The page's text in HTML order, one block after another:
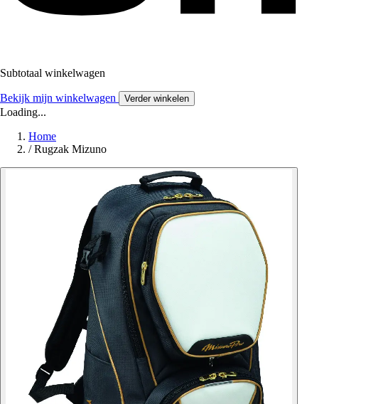
Subtotaal winkelwagen
Bekijk mijn winkelwagen Verder winkelen
Loading...
Home
/ Rugzak Mizuno